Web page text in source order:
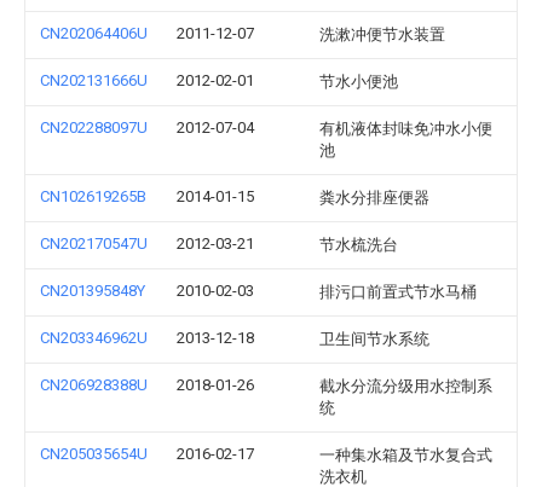
CN202064406U 2011-12-07 洗漱冲便节水装置
CN202131666U 2012-02-01 节水小便池
CN202288097U 2012-07-04
有机液体封味免冲水小便
池
CN102619265B 2014-01-15 粪水分排座便器
CN202170547U 2012-03-21 节水梳洗台
CN201395848Y 2010-02-03 排污口前置式节水马桶
CN203346962U 2013-12-18 卫生间节水系统
CN206928388U 2018-01-26
截水分流分级用水控制系
统
CN205035654U 2016-02-17
一种集水箱及节水复合式
洗衣机